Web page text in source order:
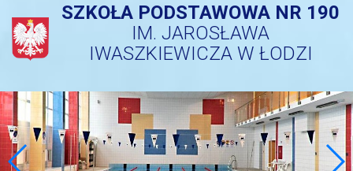
SZKOŁA PODSTAWOWA NR 190
IM. JAROSŁAWA
IWASZKIEWICZA W ŁODZI